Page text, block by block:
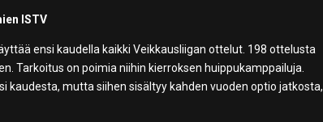
ISTV
ensi kaudella kaikki Veikkausliigan ottelut. 198 ottelusta
Tarkoitus on poimia niihin kierroksen huippukamppailuja.
kaudesta, mutta siihen sisältyy kahden vuoden optio jatkosta,